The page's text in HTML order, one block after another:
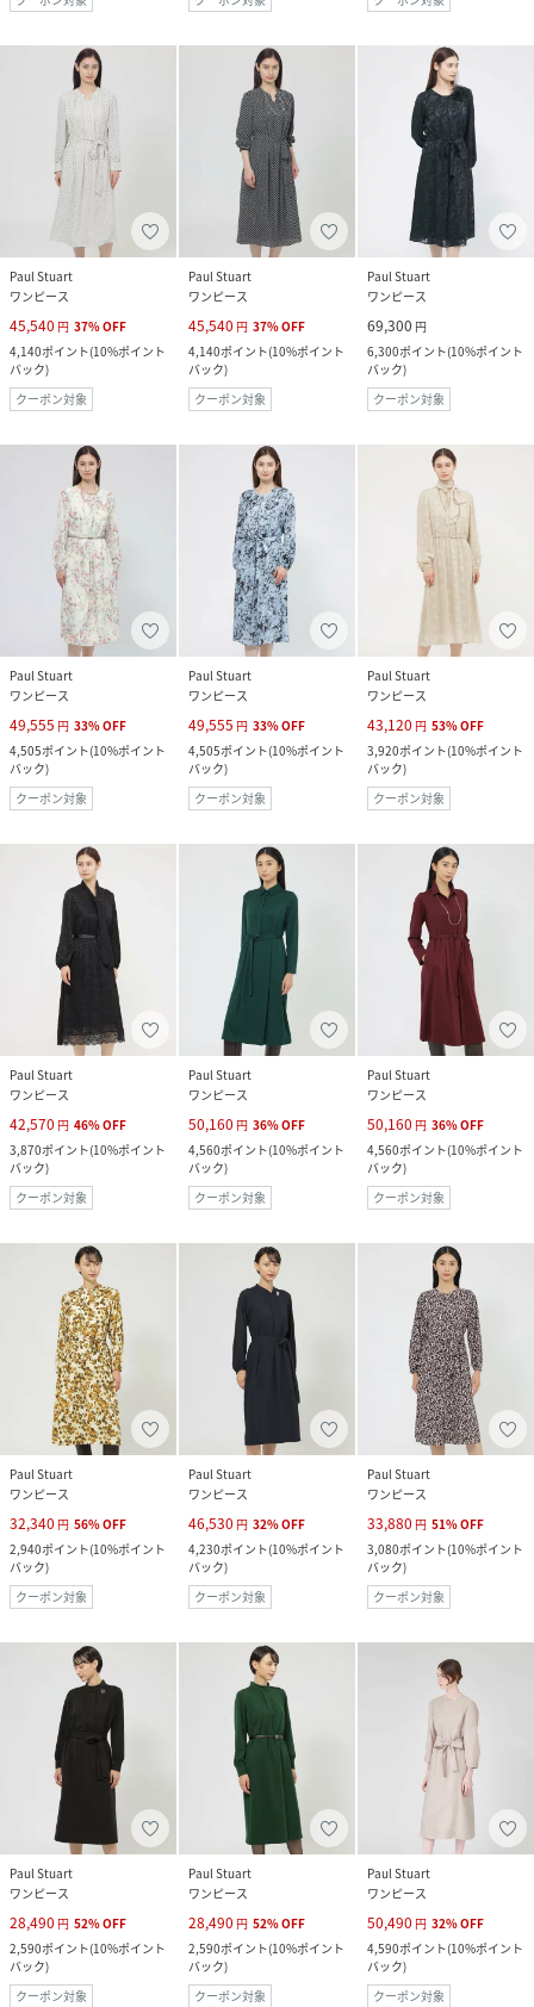
Paul Stuart
ワンピース
45,540 円 37%OFF
4,140ポイント(10%ポイント
バック)
クーポン対象
Paul Stuart
ワンピース
45,540 円 37%OFF
4,140ポイント(10%ポイント
バック)
クーポン対象
Paul Stuart
ワンピース
69,300 円
6,300ポイント(10%ポイント
バック)
クーポン対象
Paul Stuart
ワンピース
49,555 円 33%OFF
4,505ポイント(10%ポイント
バック)
クーポン対象
Paul Stuart
ワンピース
49,555 円 33%OFF
4,505ポイント(10%ポイント
バック)
クーポン対象
Paul Stuart
ワンピース
43,120 円 53%OFF
3,920ポイント(10%ポイント
バック)
クーポン対象
Paul Stuart
ワンピース
42,570 円 46%OFF
3,870ポイント(10%ポイント
バック)
クーポン対象
Paul Stuart
ワンピース
50,160 円 36%OFF
4,560ポイント(10%ポイント
バック)
クーポン対象
Paul Stuart
ワンピース
50,160 円 36%OFF
4,560ポイント(10%ポイント
バック)
クーポン対象
Paul Stuart
ワンピース
32,340 円 56%OFF
2,940ポイント(10%ポイント
バック)
クーポン対象
Paul Stuart
ワンピース
46,530 円 32%OFF
4,230ポイント(10%ポイント
バック)
クーポン対象
Paul Stuart
ワンピース
33,880 円 51%OFF
3,080ポイント(10%ポイント
バック)
クーポン対象
Paul Stuart
ワンピース
28,490 円 52%OFF
2,590ポイント(10%ポイント
バック)
クーポン対象
Paul Stuart
ワンピース
28,490 円 52%OFF
2,590ポイント(10%ポイント
バック)
クーポン対象
Paul Stuart
ワンピース
50,490 円 32%OFF
4,590ポイント(10%ポイント
バック)
クーポン対象